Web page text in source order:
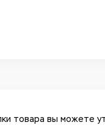
товара вы можете